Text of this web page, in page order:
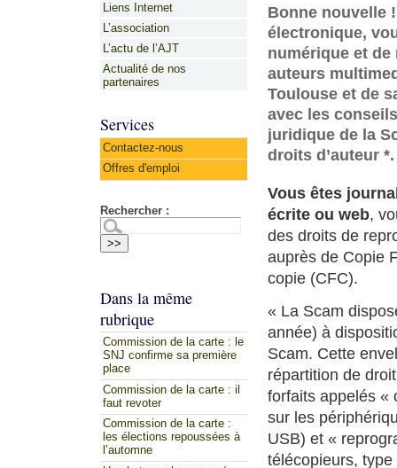
Bonne nouvelle
électronique,
numérique et
auteurs
Toulouse et de
avec les
juridique de la
droits d’auteur *.
Vous êtes
écrite ou web,
des droits de
auprès de Copie
copie (CFC).
« La Scam
année) à
Scam. Cette
répartition de
forfaits appelés «
sur les
USB) et «
télécopieurs,
Liens Internet
L’association
L’actu de l’AJT
Actualité de nos
partenaires
Services
Contactez-nous
Offres d'emploi
Rechercher :
Dans la même
rubrique
Commission de la carte : le
SNJ confirme sa première
place
Commission de la carte : il
faut revoter
Commission de la carte :
les élections repoussées à
l’automne